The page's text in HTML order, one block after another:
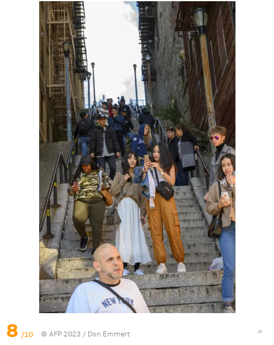
8 /10 © AFP 2023 / Don Emmert